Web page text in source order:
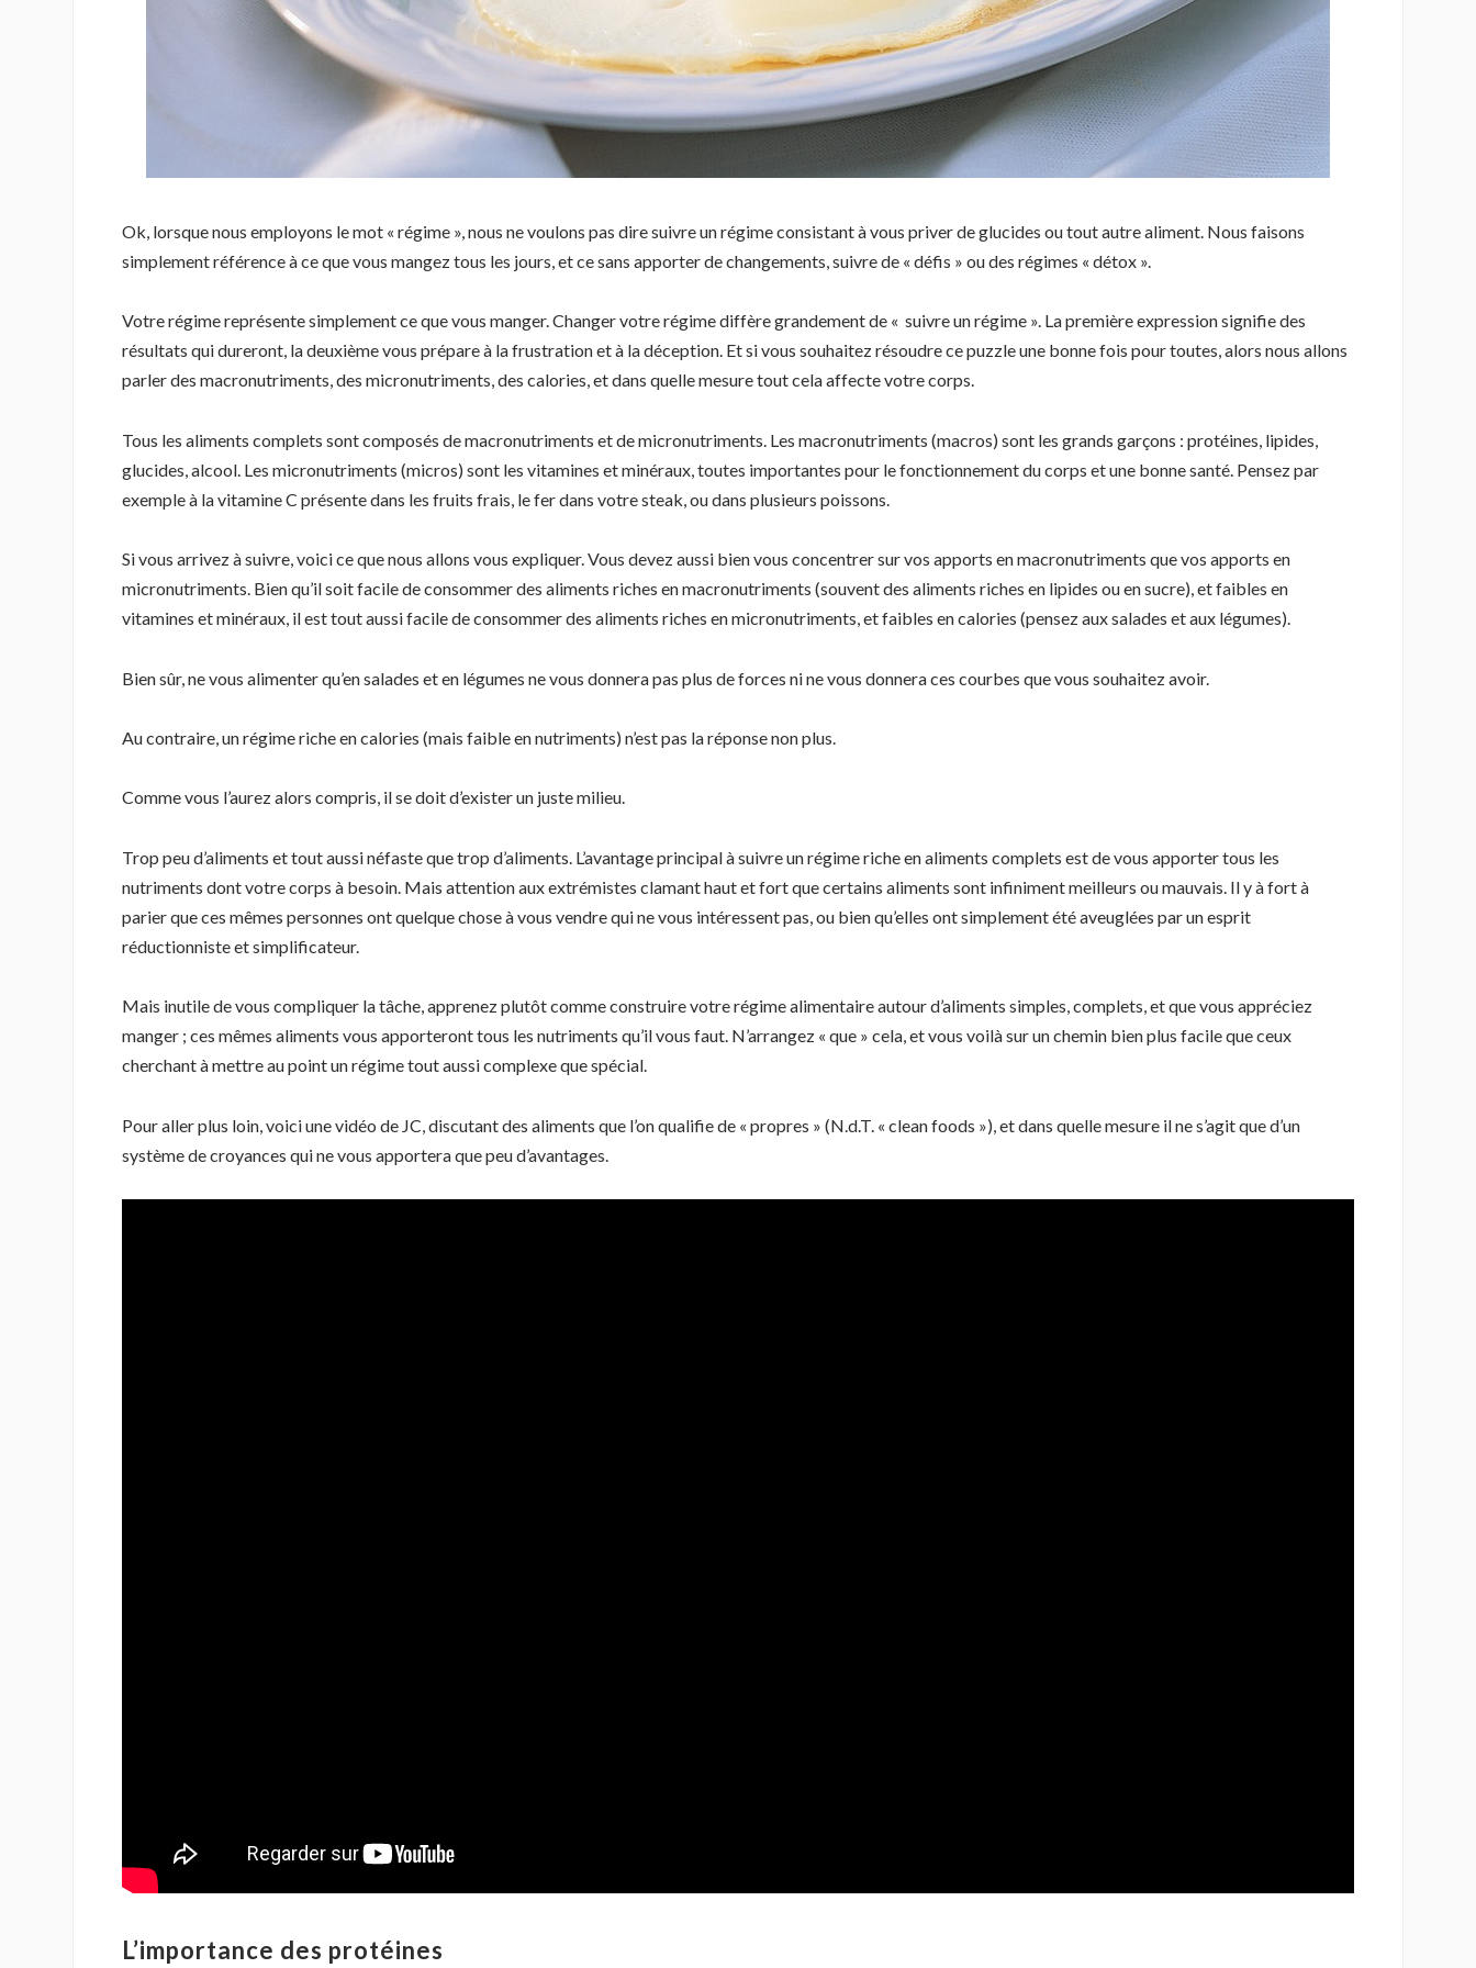
Ok, lorsque nous employons le mot « régime », nous ne voulons pas dire suivre un régime consistant à vous priver de glucides ou tout autre aliment. Nous faisons
simplement référence à ce que vous mangez tous les jours, et ce sans apporter de changements, suivre de « défis » ou des régimes « détox ».
Votre régime représente simplement ce que vous manger. Changer votre régime diffère grandement de « suivre un régime ». La première expression signifie des
résultats qui dureront, la deuxième vous prépare à la frustration et à la déception. Et si vous souhaitez résoudre ce puzzle une bonne fois pour toutes, alors nous allons
parler des macronutriments, des micronutriments, des calories, et dans quelle mesure tout cela affecte votre corps.
Tous les aliments complets sont composés de macronutriments et de micronutriments. Les macronutriments (macros) sont les grands garçons : protéines, lipides,
glucides, alcool. Les micronutriments (micros) sont les vitamines et minéraux, toutes importantes pour le fonctionnement du corps et une bonne santé. Pensez par
exemple à la vitamine C présente dans les fruits frais, le fer dans votre steak, ou dans plusieurs poissons.
Si vous arrivez à suivre, voici ce que nous allons vous expliquer. Vous devez aussi bien vous concentrer sur vos apports en macronutriments que vos apports en
micronutriments. Bien qu’il soit facile de consommer des aliments riches en macronutriments (souvent des aliments riches en lipides ou en sucre), et faibles en
vitamines et minéraux, il est tout aussi facile de consommer des aliments riches en micronutriments, et faibles en calories (pensez aux salades et aux légumes).
Bien sûr, ne vous alimenter qu’en salades et en légumes ne vous donnera pas plus de forces ni ne vous donnera ces courbes que vous souhaitez avoir.
Au contraire, un régime riche en calories (mais faible en nutriments) n’est pas la réponse non plus.
Comme vous l’aurez alors compris, il se doit d’exister un juste milieu.
Trop peu d’aliments et tout aussi néfaste que trop d’aliments. L’avantage principal à suivre un régime riche en aliments complets est de vous apporter tous les
nutriments dont votre corps à besoin. Mais attention aux extrémistes clamant haut et fort que certains aliments sont infiniment meilleurs ou mauvais. Il y à fort à
parier que ces mêmes personnes ont quelque chose à vous vendre qui ne vous intéressent pas, ou bien qu’elles ont simplement été aveuglées par un esprit
réductionniste et simplificateur.
Mais inutile de vous compliquer la tâche, apprenez plutôt comme construire votre régime alimentaire autour d’aliments simples, complets, et que vous appréciez
manger ; ces mêmes aliments vous apporteront tous les nutriments qu’il vous faut. N’arrangez « que » cela, et vous voilà sur un chemin bien plus facile que ceux
cherchant à mettre au point un régime tout aussi complexe que spécial.
Pour aller plus loin, voici une vidéo de JC, discutant des aliments que l’on qualifie de « propres » (N.d.T. « clean foods »), et dans quelle mesure il ne s’agit que d’un
système de croyances qui ne vous apportera que peu d’avantages.
L’importance des protéines